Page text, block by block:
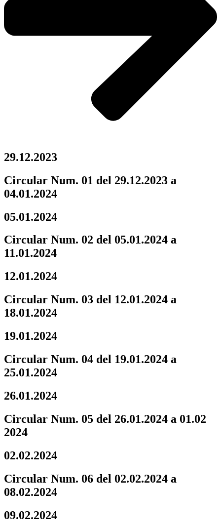
29.12.2023
Circular Num. 01 del 29.12.2023 a
04.01.2024
05.01.2024
Circular Num. 02 del 05.01.2024 a
11.01.2024
12.01.2024
Circular Num. 03 del 12.01.2024 a
18.01.2024
19.01.2024
Circular Num. 04 del 19.01.2024 a
25.01.2024
26.01.2024
Circular Num. 05 del 26.01.2024 a 01.02
2024
02.02.2024
Circular Num. 06 del 02.02.2024 a
08.02.2024
09.02.2024